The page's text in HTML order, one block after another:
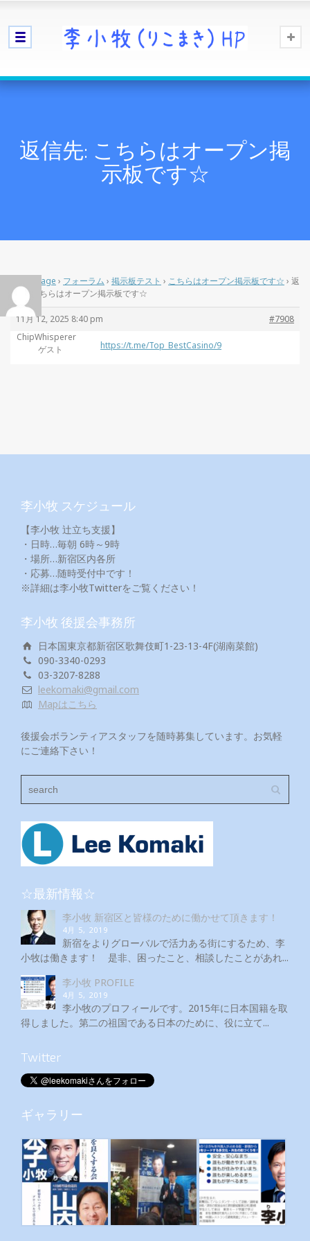
返信先: こちらはオープン掲
示板です☆
Home Page › フォーラム › 掲示板テスト › こちらはオープン掲示板です☆ › 返
信先: こちらはオープン掲示板です☆
11月 12, 2025 8:40 pm
#7908
ChipWhisperer
ゲスト
https://t.me/Top_BestCasino/9
李小牧 スケジュール
【李小牧 辻立ち支援】
・日時…毎朝 6時～9時
・場所…新宿区内各所
・応募…随時受付中です！
※詳細は李小牧Twitterをご覧ください！
李小牧 後援会事務所
日本国東京都新宿区歌舞伎町1-23-13-4F(湖南菜館)
090-3340-0293
03-3207-8288
leekomaki@gmail.com
Mapはこちら
後援会ボランティアスタッフを随時募集しています。お気軽
にご連絡下さい！
☆最新情報☆
李小牧 新宿区と皆様のために働かせて頂きます！
4月 5, 2019
新宿をよりグローバルで活力ある街にするため、李
小牧は働きます！ 是非、困ったこと、相談したことがあれ...
李小牧 PROFILE
4月 5, 2019
李小牧のプロフィールです。2015年に日本国籍を取
得しました。第二の祖国である日本のために、役に立て...
Twitter
ギャラリー